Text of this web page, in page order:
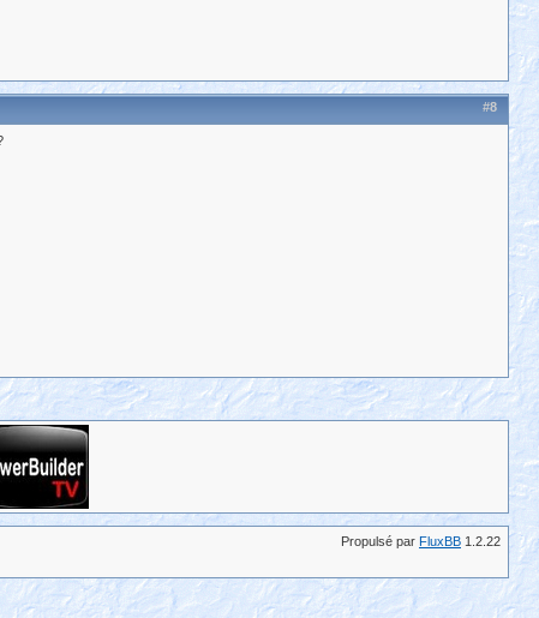
#8
Propulsé par FluxBB 1.2.22